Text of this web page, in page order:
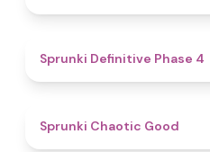
Sprunki Definitive Phase 4
Sprunki Chaotic Good